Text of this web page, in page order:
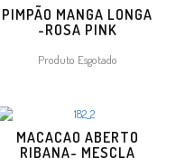
PIMPÃO MANGA LONGA
-ROSA PINK
Produto Esgotado
MACACAO ABERTO
RIBANA- MESCLA